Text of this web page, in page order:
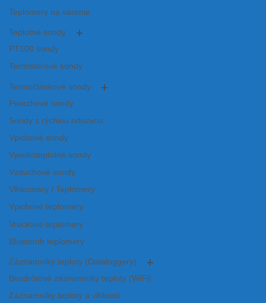
Teplomery na varenie
Teplotné sondy
PT100 sondy
Termistorové sondy
Termočlánkové sondy
Povrchové sondy
Sondy s rýchlou odozvou
Vpichové sondy
Vysokoteplotné sondy
Vzduchové sondy
Vlhkomery / Teplomery
Vpichové teplomery
Vreckové teplomery
Bluetooth teplomery
Záznamníky teploty (Dataloggery)
Bezdrôtové záznamníky teploty (WiFi)
Záznamníky teploty a vlhkosti